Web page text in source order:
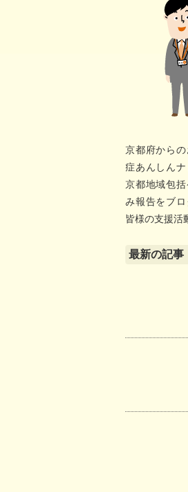
京都府から
症あんしん
京都地域包
み報告をブロ
皆様の支援活
最新の記事